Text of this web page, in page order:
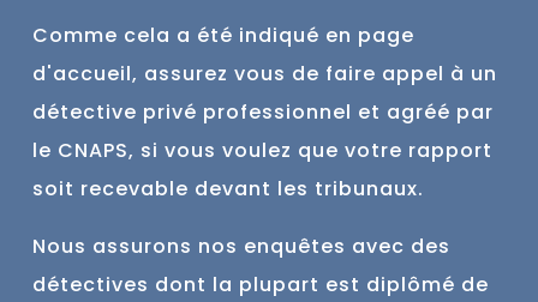
Comme cela a été indiqué en page
d'accueil, assurez vous de faire appel à un
détective privé professionnel et agréé par
le CNAPS, si vous voulez que votre rapport
soit recevable devant les tribunaux.
Nous assurons nos enquêtes avec des
détectives dont la plupart est diplômé de